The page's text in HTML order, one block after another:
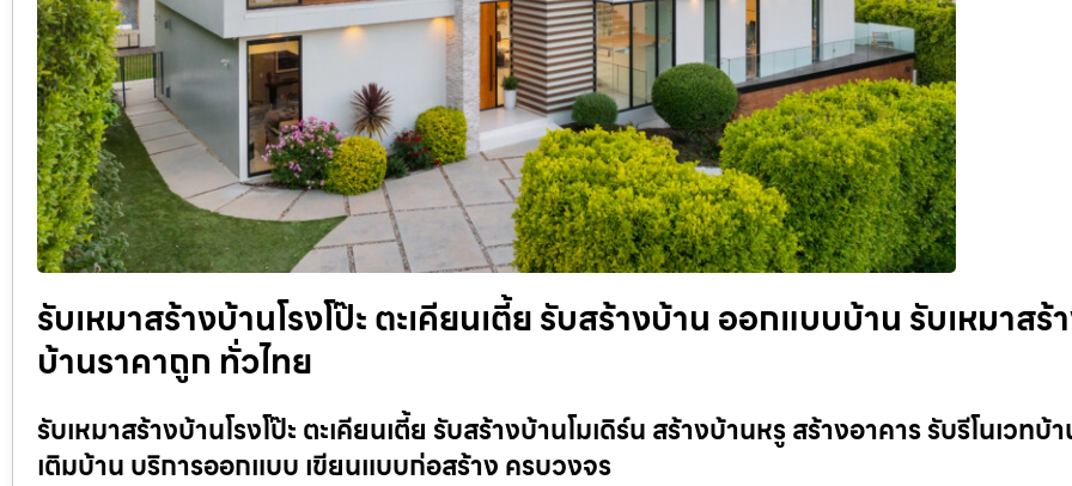
รับเหมาสร้างบ้านโรงโป๊ะ ตะเคียนเตี้ย รับสร้างบ้าน ออกแบบบ้าน รับเหมาสร้
บ้านราคาถูก ทั่วไทย
รับเหมาสร้างบ้านโรงโป๊ะ ตะเคียนเตี้ย รับสร้างบ้านโมเดิร์น สร้างบ้านหรู สร้างอาคาร รับรีโนเวทบ้
เติมบ้าน บริการออกแบบ เขียนแบบก่อสร้าง ครบวงจร